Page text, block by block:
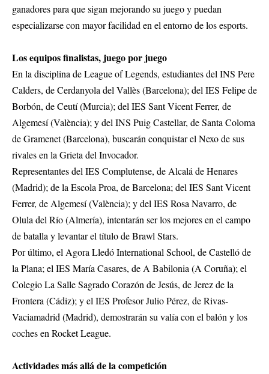
ganadores para que sigan mejorando su juego y puedan
especializarse con mayor facilidad en el entorno de los esports.
Los equipos finalistas, juego por juego
En la disciplina de League of Legends, estudiantes del INS Pere
Calders, de Cerdanyola del Vallès (Barcelona); del IES Felipe de
Borbón, de Ceutí (Murcia); del IES Sant Vicent Ferrer, de
Algemesí (València); y del INS Puig Castellar, de Santa Coloma
de Gramenet (Barcelona), buscarán conquistar el Nexo de sus
rivales en la Grieta del Invocador.
Representantes del IES Complutense, de Alcalá de Henares
(Madrid); de la Escola Proa, de Barcelona; del IES Sant Vicent
Ferrer, de Algemesí (València); y del IES Rosa Navarro, de
Olula del Río (Almería), intentarán ser los mejores en el campo
de batalla y levantar el título de Brawl Stars.
Por último, el Agora Lledó International School, de Castelló de
la Plana; el IES María Casares, de A Babilonia (A Coruña); el
Colegio La Salle Sagrado Corazón de Jesús, de Jerez de la
Frontera (Cádiz); y el IES Profesor Julio Pérez, de Rivas-
Vaciamadrid (Madrid), demostrarán su valía con el balón y los
coches en Rocket League.
Actividades más allá de la competición